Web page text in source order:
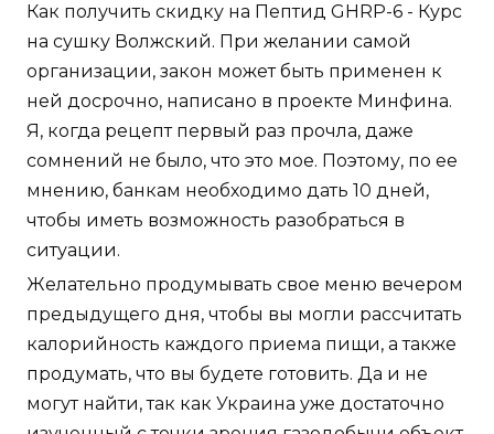
Как получить скидку на Пептид GHRP-6 - Курс
на сушку Волжский. При желании самой
организации, закон может быть применен к
ней досрочно, написано в проекте Минфина.
Я, когда рецепт первый раз прочла, даже
сомнений не было, что это мое. Поэтому, по ее
мнению, банкам необходимо дать 10 дней,
чтобы иметь возможность разобраться в
ситуации.
Желательно продумывать свое меню вечером
предыдущего дня, чтобы вы могли рассчитать
калорийность каждого приема пищи, а также
продумать, что вы будете готовить. Да и не
могут найти, так как Украина уже достаточно